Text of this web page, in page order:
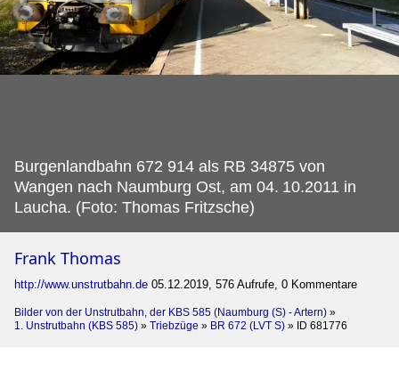
Burgenlandbahn 672 914 als RB 34875 von
Wangen nach Naumburg Ost, am 04. 10.2011 in
Laucha. (Foto: Thomas Fritzsche)
Frank Thomas
http://www.unstrutbahn.de 05.12.2019, 576 Aufrufe, 0 Kommentare
Bilder von der Unstrutbahn, der KBS 585 (Naumburg (S) - Artern) »
1. Unstrutbahn (KBS 585) » Triebzüge » BR 672 (LVT S) » ID 681776